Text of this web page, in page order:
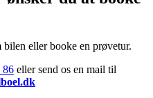
kreditgodkendelse.
bilen ellerbooke en prøvetur.
86eller send os en mail til